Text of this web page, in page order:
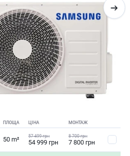
ПЛОЩА ЦІНА МОНТАЖ
50 m² 57 499 грн
54 999 грн
8 700 грн
7 800 грн